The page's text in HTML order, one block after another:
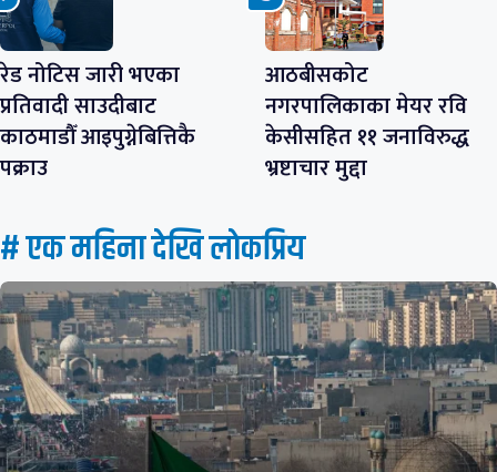
रेड नोटिस जारी भएका
प्रतिवादी साउदीबाट
काठमाडौँ आइपुग्नेबित्तिकै
पक्राउ
आठबीसकोट
नगरपालिकाका मेयर रवि
केसीसहित ११ जनाविरुद्ध
भ्रष्टाचार मुद्दा
# एक महिना देखि लाेकप्रिय